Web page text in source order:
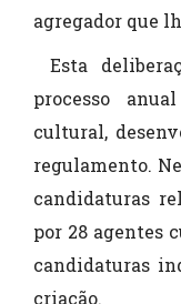
agregador que
Esta
processo
cultural,
regulamento.
candidaturas
por 28 agentes
candidaturas
criação.